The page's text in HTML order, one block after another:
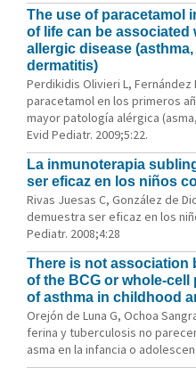
The use of paracetamol
of life can be associated
allergic disease
dermatitis)
Perdikidis Olivieri L, Fernández
paracetamol en los primeros
mayor patología alérgica
Evid Pediatr. 2009;5:22.
La inmunoterapia
ser eficaz en los niños
Rivas Juesas C, González de
demuestra ser eficaz en los
Pediatr. 2008;4:28
There is not association
of the BCG or whole-
of asthma in childhood
Orejón de Luna G, Ochoa
ferina y tuberculosis no
asma en la infancia o